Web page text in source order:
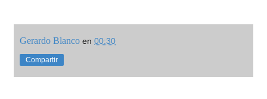
Gerardo Blanco en 00:30
Compartir